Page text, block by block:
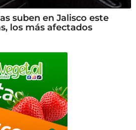
suben en Jalisco este
los más afectados